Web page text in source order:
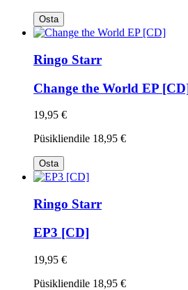
Osta
Ringo Starr
Change the World EP
19,95 €
Püsikliendile 18,95 €
Osta
Ringo Starr
EP3 [CD]
19,95 €
Püsikliendile 18,95 €